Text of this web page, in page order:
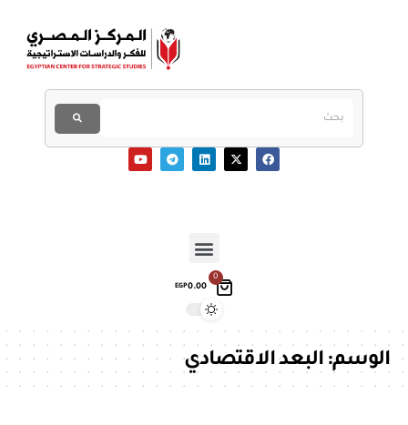
0
EGP0.00
الوسم:البعد الاقتصادي